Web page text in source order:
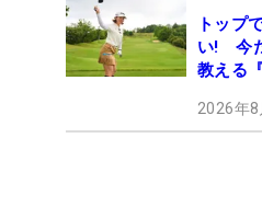
トップ
い! 今
教える
2026年